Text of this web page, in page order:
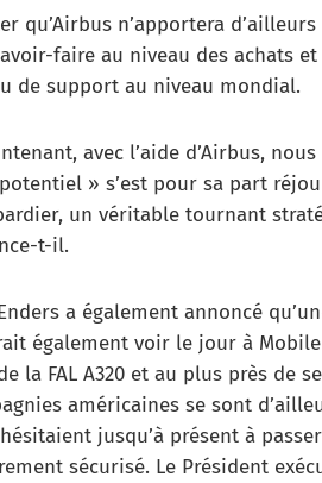
qu’Airbus n’apportera
faire au niveau des achats
de support au niveau mondial.
avec l’aide d’Airbus,
» s’est pour sa part
un véritable tournant
t-il.
a également annoncé
également voir le jour à
la FAL A320 et au plus près de
américaines se sont
jusqu’à présent à
sécurisé. Le Président